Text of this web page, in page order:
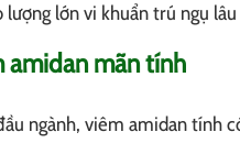
lớn vi khuẩn trú ngụ
amidan mãn tính
ngành, viêm amidan tính